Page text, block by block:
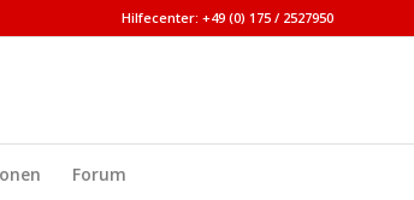
Hilfecenter: +49 (0) 175 / 2527950
Forum